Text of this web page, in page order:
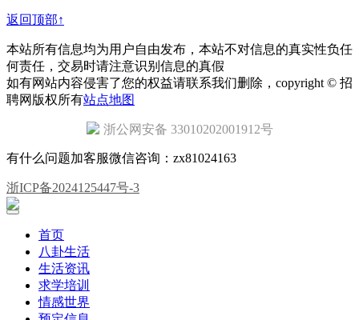
返回顶部↑
本站所有信息均为用户自由发布，本站不对信息的真实性负任
何责任，交易时请注意识别信息的真假
如有网站内容侵害了您的权益请联系我们删除，copyright © 招
聘网版权所有站点地图
浙公网安备 33010202001912号
有什么问题加客服微信咨询：zx81024163
浙ICP备2024125447号-3
首页
八卦生活
生活资讯
求学培训
情感世界